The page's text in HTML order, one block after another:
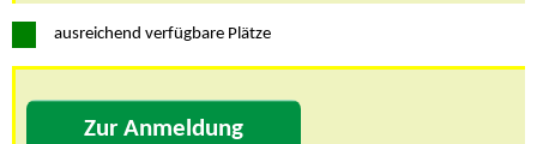
ausreichend verfügbare Plätze
Zur Anmeldung